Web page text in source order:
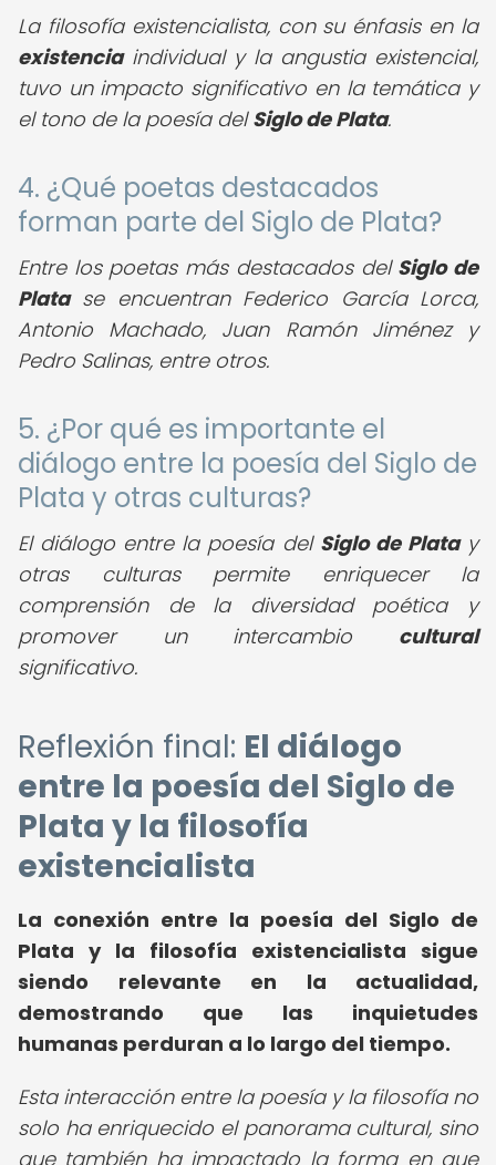
La filosofía existencialista, con su énfasis en la
existenciaindividual y la angustia existencial,
tuvo un impacto significativo en la temática y
el tono de la poesía delSiglo de Plata.
4. ¿Qué poetas destacados
forman parte del Siglo de Plata?
Entre los poetas más destacados del Siglo de
Platase encuentran Federico García Lorca,
Antonio Machado, Juan Ramón Jiménez y
Pedro Salinas, entre otros.
5. ¿Por qué es importante el
diálogo entre la poesía del Siglo de
Plata y otras culturas?
El diálogo entre la poesía del Siglo de Platay
otras culturas permite enriquecer la
comprensión de la diversidad poética y
promover un intercambio cultural
significativo.
Reflexión final: El diálogo
entre la poesía del Siglo de
Plata y la filosofía
existencialista
La conexión entre la poesía del Siglo de
Plata y la filosofía existencialista sigue
siendo relevante en la actualidad,
demostrando que las inquietudes
humanas perduran a lo largo del tiempo.
Esta interacción entre la poesía y la filosofía no
solo ha enriquecido el panorama cultural, sino
que también ha impactado la forma en que